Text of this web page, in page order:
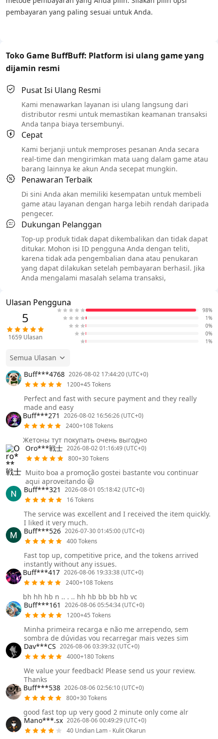
pembayaran yang paling sesuai untuk Anda.
Toko Game BuffBuff: Platform isi ulang game yang
dijamin resmi
Pusat Isi Ulang Resmi
Kami menawarkan layanan isi ulang langsung dari
distributor resmi untuk memastikan keamanan transaksi
Anda tanpa biaya tersembunyi.
Cepat
Kami berjanji untuk memproses pesanan Anda secara
real-time dan mengirimkan mata uang dalam game atau
barang lainnya ke akun Anda secepat mungkin.
Penawaran Terbaik
Di sini Anda akan memiliki kesempatan untuk membeli
game atau layanan dengan harga lebih rendah daripada
pengecer.
Dukungan Pelanggan
Top-up produk tidak dapat dikembalikan dan tidak dapat
ditukar. Mohon isi ID pengguna Anda dengan teliti,
karena tidak ada pengembalian dana atau penukaran
yang dapat dilakukan setelah pembayaran berhasil. Jika
Anda mengalami masalah selama transaksi,
Ulasan Pengguna
5
1659 Ulasan
98%
1%
0%
0%
1%
Semua Ulasan
Buff***4768 2026-08-02 17:44:20 (UTC+0)
1200+45 Tokens
Perfect and fast with secure payment and they really
made and easy
Buff***271
2026-08-02 16:56:26 (UTC+0)
2400+108 Tokens
Жетоны тут покупать очень выгодно
Oro***戦士 2026-08-02 01:16:49 (UTC+0)
800+30 Tokens
Muito boa a promoção gostei bastante vou continuar
aqui aproveitando 😃
Buff***321
2026-08-01 05:18:42 (UTC+0)
16 Tokens
The service was excellent and I received the item quickly.
I liked it very much.
Buff***526 2026-07-30 01:45:00 (UTC+0)
400 Tokens
Fast top up, competitive price, and the tokens arrived
instantly without any issues.
Buff***417 2026-08-06 19:33:38 (UTC+0)
2400+108 Tokens
bh hh hb n .. . .. hh hb bb bb hb vc
Buff***161
2026-08-06 05:54:34 (UTC+0)
1200+45 Tokens
Minha primeira recarga e não me arrependo, sem
sombra de dúvidas vou recarregar mais vezes sim
Dav***CS 2026-08-06 03:39:32 (UTC+0)
4000+180 Tokens
We value your feedback! Please send us your review.
Thanks
Buff***538 2026-08-06 02:56:10 (UTC+0)
800+30 Tokens
good fast top up very good 2 minute only come alr
Mano***.sx 2026-08-06 00:49:29 (UTC+0)
40 Undian Lam - Kulit Okarun